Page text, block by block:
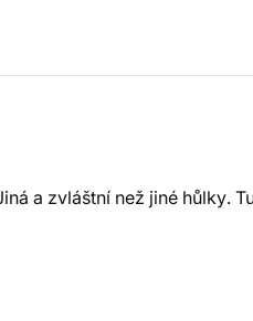
a zvláštní než jiné hůlky.